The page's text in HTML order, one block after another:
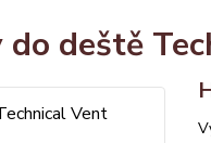
deště